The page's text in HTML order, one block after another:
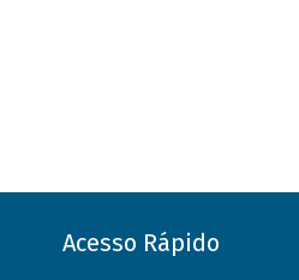
Acesso Rápido